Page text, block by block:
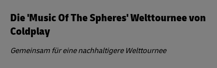
Die 'Music Of The Spheres' Welttournee von
Coldplay
Gemeinsam für eine nachhaltigere Welttournee